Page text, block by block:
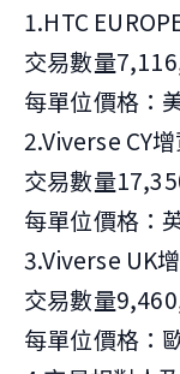
1.HTC
交易數量
每單位價格：
2.Viverse CY
交易數量
每單位價格：
3.Viverse UK
交易數量
每單位價格：